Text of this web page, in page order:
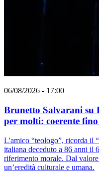
06/08/2026 - 17:00
Brunetto Salvarani su
per molti: coerente
L'amico “teologo”, ricorda il
italiana deceduto a 86 anni il
riferimento morale. Dal
un’eredità culturale e umana.